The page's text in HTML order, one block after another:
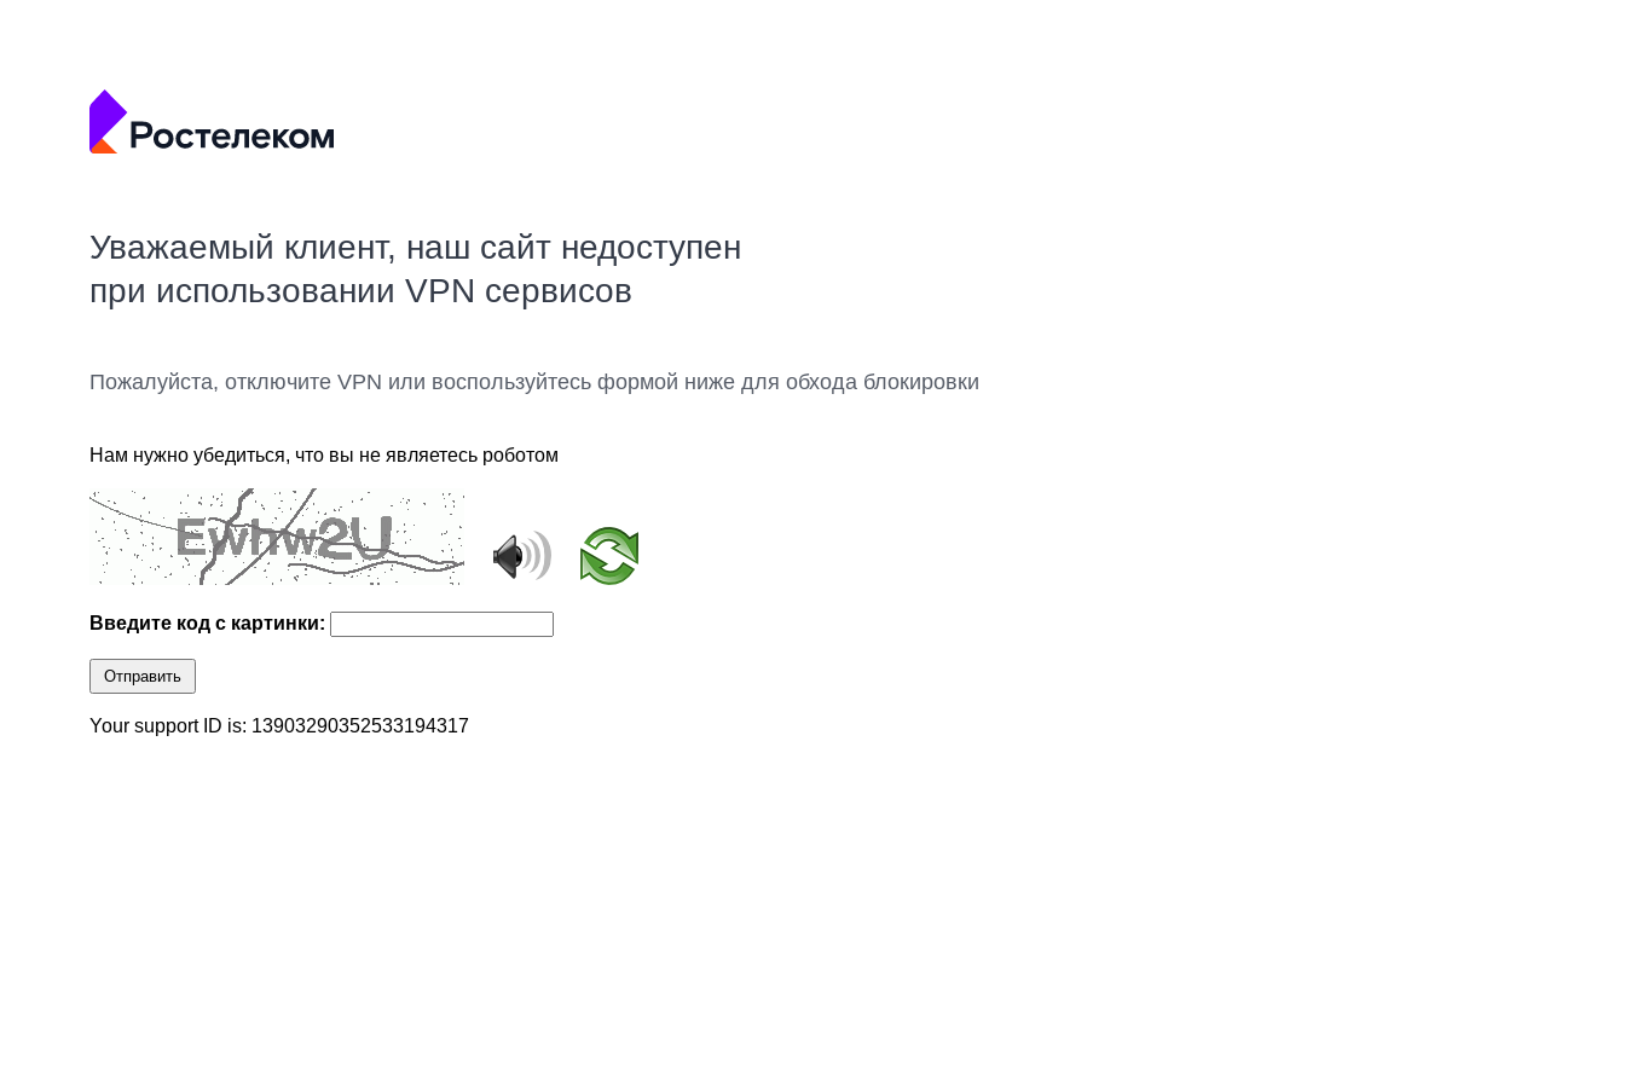
Уважаемый клиент, наш сайт недоступен
при использовании VPN сервисов
Пожалуйста, отключите VPN или воспользуйтесь формой ниже для обхода блокировки
Нам нужно убедиться, что вы не являетесь роботом
Введите код с картинки:
Отправить
Your support ID is: 13903290352533194317